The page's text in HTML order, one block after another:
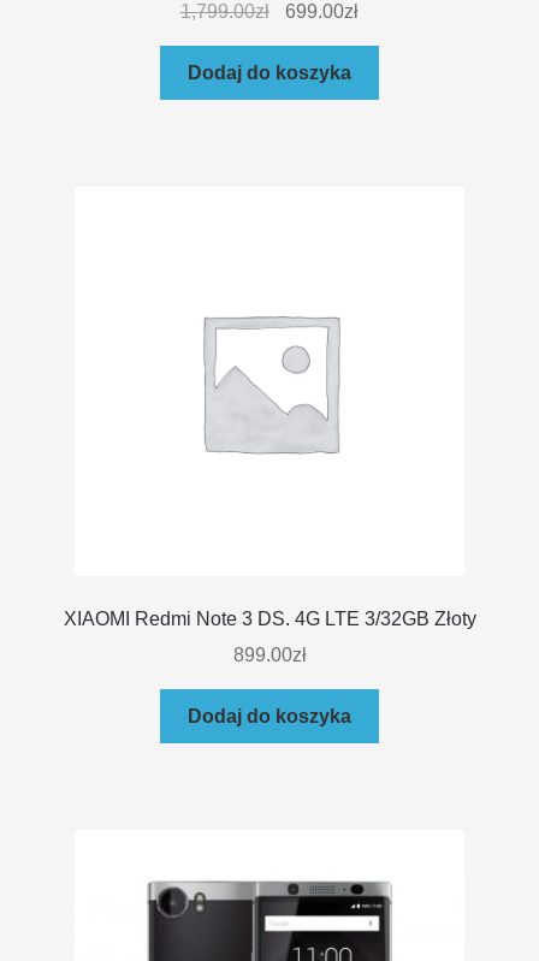
1,799.00zł 699.00zł
Dodaj do koszyka
XIAOMI Redmi Note 3 DS. 4G LTE 3/32GB Złoty
899.00zł
Dodaj do koszyka